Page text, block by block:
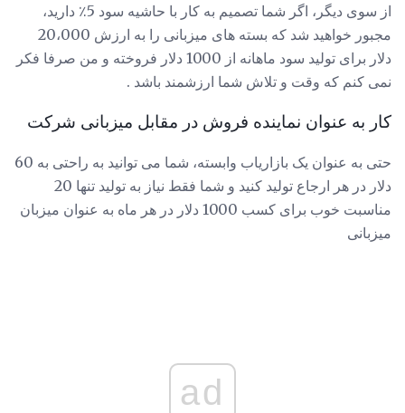
از سوی دیگر، اگر شما تصمیم به کار با حاشیه سود 5٪ دارید،
مجبور خواهید شد که بسته های میزبانی را به ارزش 20،000
دلار برای تولید سود ماهانه از 1000 دلار فروخته و من صرفا فکر
نمی کنم که وقت و تلاش شما ارزشمند باشد .
کار به عنوان نماینده فروش در مقابل میزبانی شرکت
حتی به عنوان یک بازاریاب وابسته، شما می توانید به راحتی به 60
دلار در هر ارجاع تولید کنید و شما فقط نیاز به تولید تنها 20
مناسبت خوب برای کسب 1000 دلار در هر ماه به عنوان میزبان
میزبانی
ad